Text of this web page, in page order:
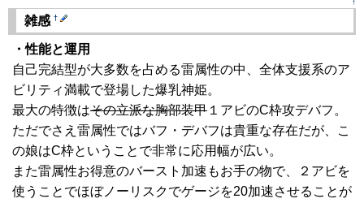
↑
雑感 †
・性能と運用
自己完結型が大多数を占める雷属性の中、全体支援系のア
ビリティ満載で登場した爆乳神姫。
最大の特徴はその立派な胸部装甲 １アビのC枠攻デバフ。
ただでさえ雷属性ではバフ・デバフは貴重な存在だが、こ
の娘はC枠ということで非常に応用幅が広い。
また雷属性お得意のバースト加速もお手の物で、２アビを
使うことでほぼノーリスクでゲージを20加速させることが